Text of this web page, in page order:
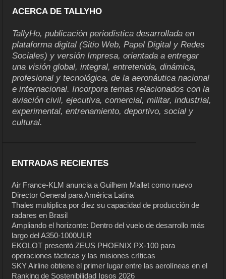
ACERCA DE TALLYHO
TallyHo, publicación periodística desarrollada en
plataforma digital (Sitio Web, Papel Digital y Redes
Sociales) y versión Impresa, orientada a entregar
una visión global, integral, entretenida, dinámica,
profesional y tecnológica, de la aeronáutica nacional
e internacional. Incorpora temas relacionados con la
aviación civil, ejecutiva, comercial, militar, industrial,
experimental, entrenamiento, deportivo, social y
cultural.
ENTRADAS RECIENTES
Air France-KLM anuncia a Guilhem Mallet como nuevo
Director General para América Latina
Thales multiplica por diez su capacidad de producción de
radares en Brasil
Ampliando el horizonte: Dentro del vuelo de desarrollo más
largo del A350-1000ULR
EKOLOT presentó ZEUS PHOENIX PX-100 para
operaciones tácticas y las misiones críticas
SKY Airline obtiene el primer lugar entre las aerolíneas en el
Ranking de Sostenibilidad Ipsos 2026